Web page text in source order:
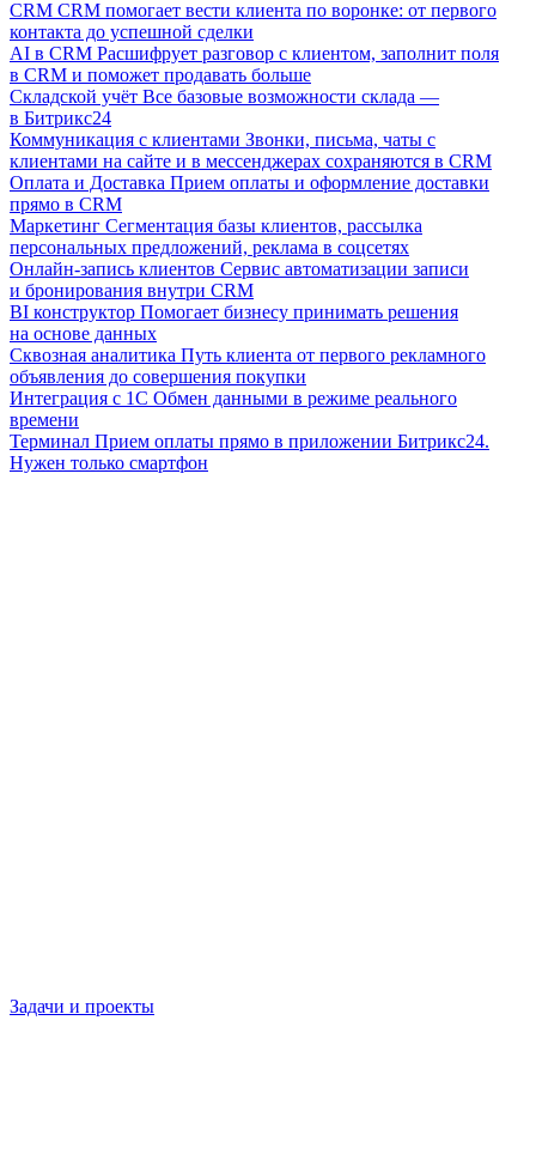
CRM CRM помогает вести клиента по воронке: от первого
контакта до успешной сделки
AI в CRM Расшифрует разговор с клиентом, заполнит поля
в CRM и поможет продавать больше
Складской учёт Все базовые возможности склада —
в Битрикс24
Коммуникация с клиентами Звонки, письма, чаты с
клиентами на сайте и в мессенджерах сохраняются в CRM
Оплата и Доставка Прием оплаты и оформление доставки
прямо в CRM
Маркетинг Сегментация базы клиентов, рассылка
персональных предложений, реклама в соцсетях
Онлайн-запись клиентов Сервис автоматизации записи
и бронирования внутри CRM
BI конструктор Помогает бизнесу принимать решения
на основе данных
Сквозная аналитика Путь клиента от первого рекламного
объявления до совершения покупки
Интеграция с 1С Обмен данными в режиме реального
времени
Терминал Прием оплаты прямо в приложении Битрикс24.
Нужен только смартфон
Задачи и проекты